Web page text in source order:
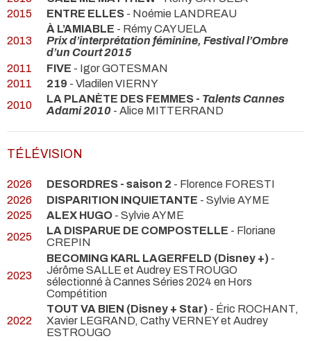
2015
ENTRE ELLES - Noémie LANDREAU
2013
À L’AMIABLE - Rémy CAYUELA
Prix d’interprétation féminine, Festival l’Ombre
d’un Court 2015
2011
FIVE - Igor GOTESMAN
2011
219 - Vladilen VIERNY
2010
LA PLANÈTE DES FEMMES - Talents Cannes
Adami 2010 - Alice MITTERRAND
TÉLÉVISION
2026 DESORDRES - saison 2 - Florence FORESTI
2026
DISPARITION INQUIETANTE - Sylvie AYME
2025
ALEX HUGO - Sylvie AYME
2025
LA DISPARUE DE COMPOSTELLE - Floriane
CREPIN
2023
BECOMING KARL LAGERFELD (Disney +) -
Jérôme SALLE et Audrey ESTROUGO
sélectionné à Cannes Séries 2024 en Hors
Compétition
2022
TOUT VA BIEN (Disney + Star) - Éric ROCHANT,
Xavier LEGRAND, Cathy VERNEY et Audrey
ESTROUGO